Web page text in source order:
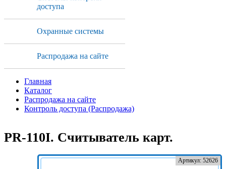
доступа
Охранные системы
Распродажа на сайте
Главная
Каталог
Распродажа на сайте
Контроль доступа (Распродажа)
PR-110I. Считыватель карт.
Артикул: 52626